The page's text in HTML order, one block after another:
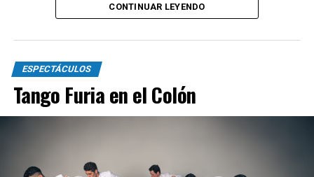
Habrá danzas nativas y baile familiar, con gran servicio
sobre. Para mas información o reservas escribir ll what
sapp 2236104302
CONTINUAR LEYENDO
ESPECTÁCULOS
Tango Furia en el Colón